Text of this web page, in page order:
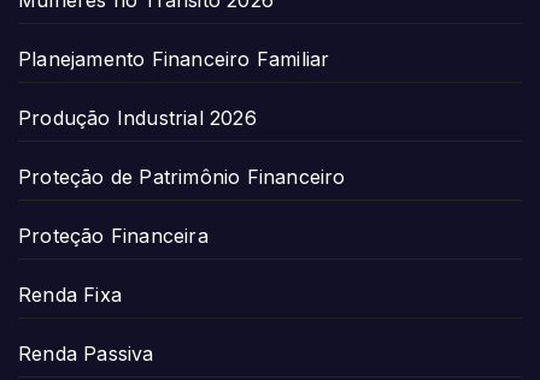
Planejamento Financeiro Familiar
Produção Industrial 2026
Proteção de Patrimônio Financeiro
Proteção Financeira
Renda Fixa
Renda Passiva